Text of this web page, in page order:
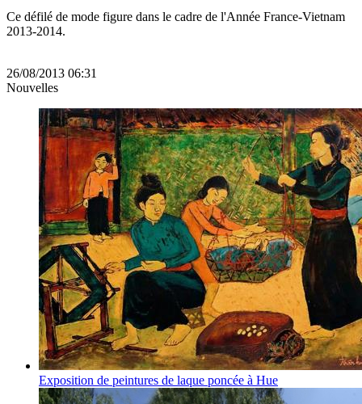
Ce défilé de mode figure dans le cadre de l'Année France-Vietnam
2013-2014.
26/08/2013 06:31
Nouvelles
Exposition de peintures de laque poncée à Hue